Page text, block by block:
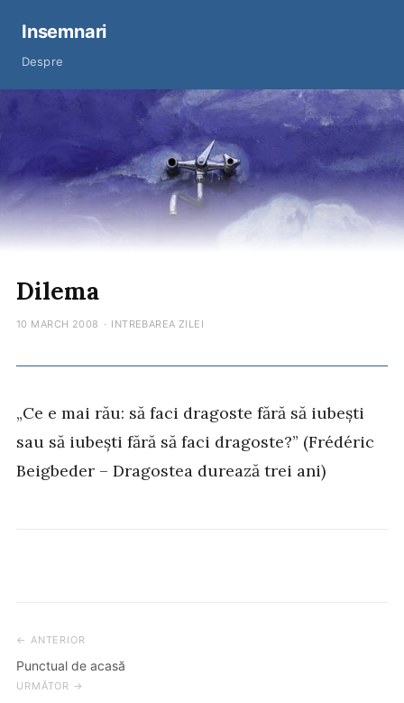
Insemnari
Despre
Dilema
10 MARCH 2008 · INTREBAREA ZILEI
„Ce e mai rău: să faci dragoste fără să iubești
sau să iubești fără să faci dragoste?” (Frédéric
Beigbeder – Dragostea durează trei ani)
Post
navigation
← ANTERIOR
Punctual de acasă
URMĂTOR →